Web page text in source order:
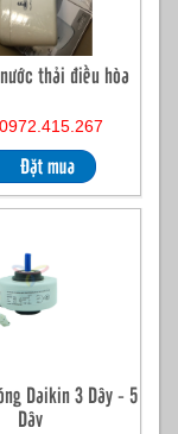
thải điều hòa
Daikin 3 Dây - 5
Dây